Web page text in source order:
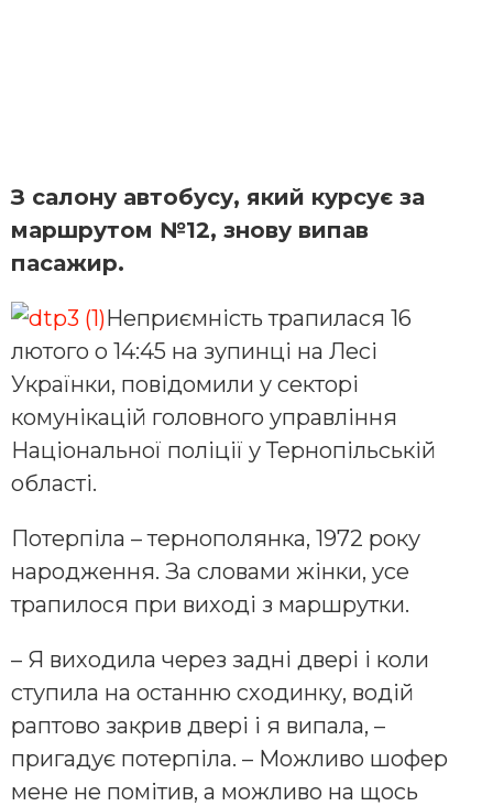
З салону автобусу, який курсує за
маршрутом №12, знову випав
пасажир.
Неприємність трапилася 16
лютого о 14:45 на зупинці на Лесі
Українки, повідомили у секторі
комунікацій головного управління
Національної поліції у Тернопільській
області.
Потерпіла – тернополянка, 1972 року
народження. За словами жінки, усе
трапилося при виході з маршрутки.
– Я виходила через задні двері і коли
ступила на останню сходинку, водій
раптово закрив двері і я випала, –
пригадує потерпіла. – Можливо шофер
мене не помітив, а можливо на щось